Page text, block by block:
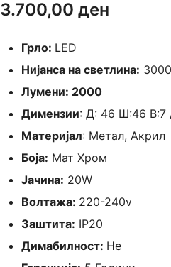
3.700,00 ден
Грло: LED
Нијанса на светлина:
Лумени: 2000
Димензии: Д: 46 Ш:46 В:7
Материјал: Метал, Акрил
Боја: Мат Хром
Јачина: 20W
Волтажа: 220-240v
Заштита: IP20
Димабилност: Не